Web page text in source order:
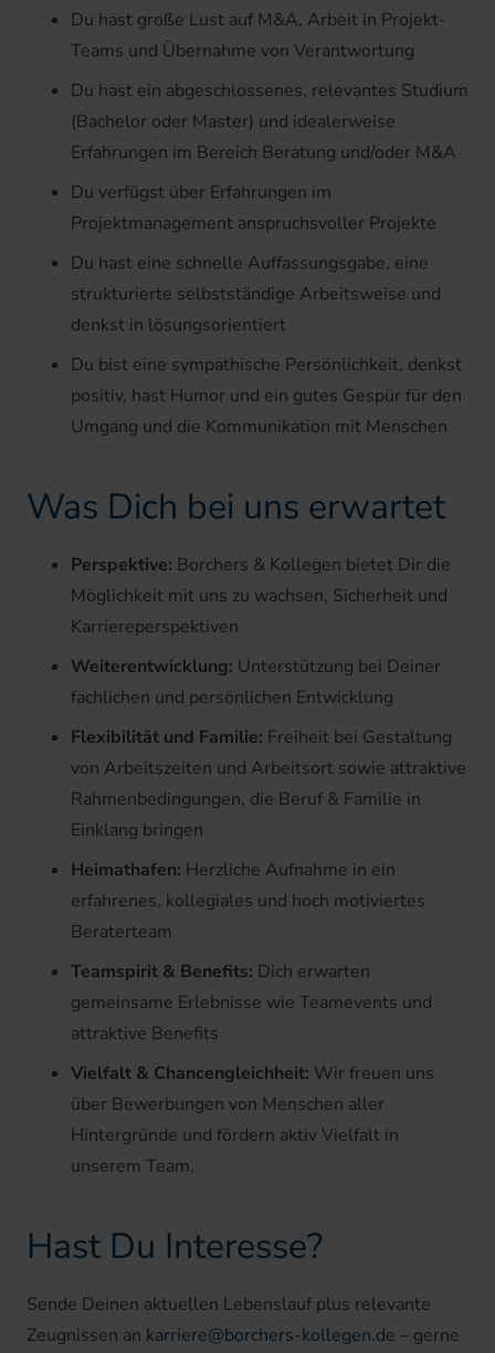
Du hast große Lust auf M&A, Arbeit in Projekt-
Teams und Übernahme von Verantwortung
Du hast ein abgeschlossenes, relevantes Studium
(Bachelor oder Master) und idealerweise
Erfahrungen im Bereich Beratung und/oder M&A
Du verfügst über Erfahrungen im
Projektmanagement anspruchsvoller Projekte
Du hast eine schnelle Auffassungsgabe, eine
strukturierte selbstständige Arbeitsweise und
denkst in lösungsorientiert
Du bist eine sympathische Persönlichkeit, denkst
positiv, hast Humor und ein gutes Gespür für den
Umgang und die Kommunikation mit Menschen
Was Dich bei uns erwartet
Perspektive: Borchers & Kollegen bietet Dir die
Möglichkeit mit uns zu wachsen, Sicherheit und
Karriereperspektiven
Weiterentwicklung: Unterstützung bei Deiner
fachlichen und persönlichen Entwicklung
Flexibilität und Familie: Freiheit bei Gestaltung
von Arbeitszeiten und Arbeitsort sowie attraktive
Rahmenbedingungen, die Beruf & Familie in
Einklang bringen
Heimathafen: Herzliche Aufnahme in ein
erfahrenes, kollegiales und hoch motiviertes
Beraterteam
Teamspirit & Benefits: Dich erwarten
gemeinsame Erlebnisse wie Teamevents und
attraktive Benefits
Vielfalt & Chancengleichheit: Wir freuen uns
über Bewerbungen von Menschen aller
Hintergründe und fördern aktiv Vielfalt in
unserem Team.
Hast Du Interesse?
Sende Deinen aktuellen Lebenslauf plus relevante
Zeugnissen an karriere@borchers-kollegen.de – gerne